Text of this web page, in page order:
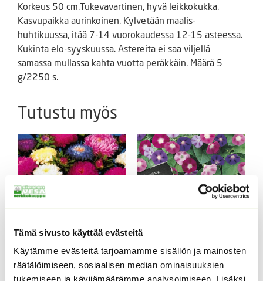
Tämä sivusto käyttää evästeitä
Käytämme evästeitä tarjoamamme sisällön ja mainosten
räätälöimiseen, sosiaalisen median ominaisuuksien
Korkeus 50 cm.Tukevavartinen, hyvä leikkokukka.
Kasvupaikka aurinkoinen. Kylvetään maalis-
huhtikuussa, itää 7-14 vuorokaudessa 12-15 asteessa.
Kukinta elo-syyskuussa. Astereita ei saa viljellä
samassa mullassa kahta vuotta peräkkäin. Määrä 5
g/2250 s.
Tutustu myös
Kiinanasteri Matador
3,80 Sisältää arvonlisäveron
Aitoelämänlanka
Presto sekoitus